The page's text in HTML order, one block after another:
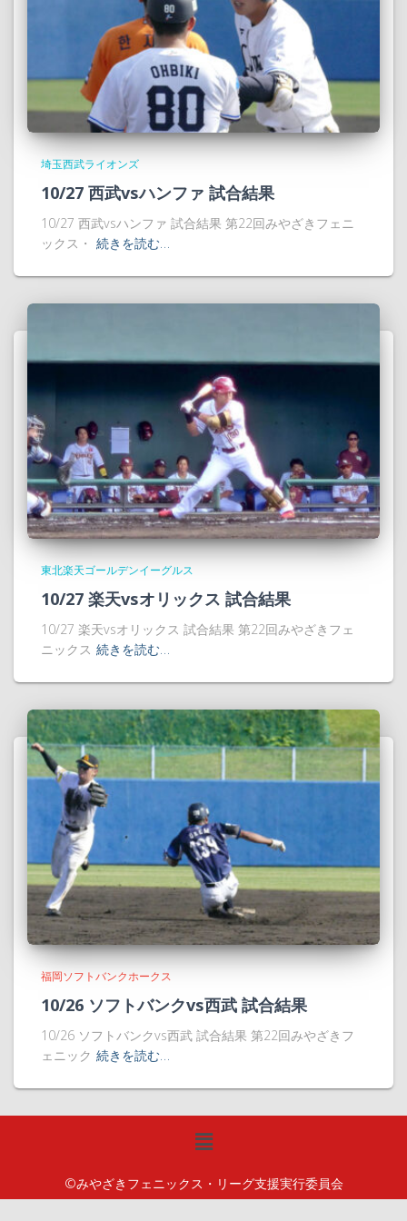
埼玉西武ライオンズ
10/27 西武vsハンファ 試合結果
10/27 西武vsハンファ 試合結果 第22回みやざきフェニ
ックス・ 続きを読む…
東北楽天ゴールデンイーグルス
10/27 楽天vsオリックス 試合結果
10/27 楽天vsオリックス 試合結果 第22回みやざきフェ
ニックス 続きを読む…
福岡ソフトバンクホークス
10/26 ソフトバンクvs西武 試合結果
10/26 ソフトバンクvs西武 試合結果 第22回みやざきフ
ェニック 続きを読む…
©みやざきフェニックス・リーグ支援実行委員会